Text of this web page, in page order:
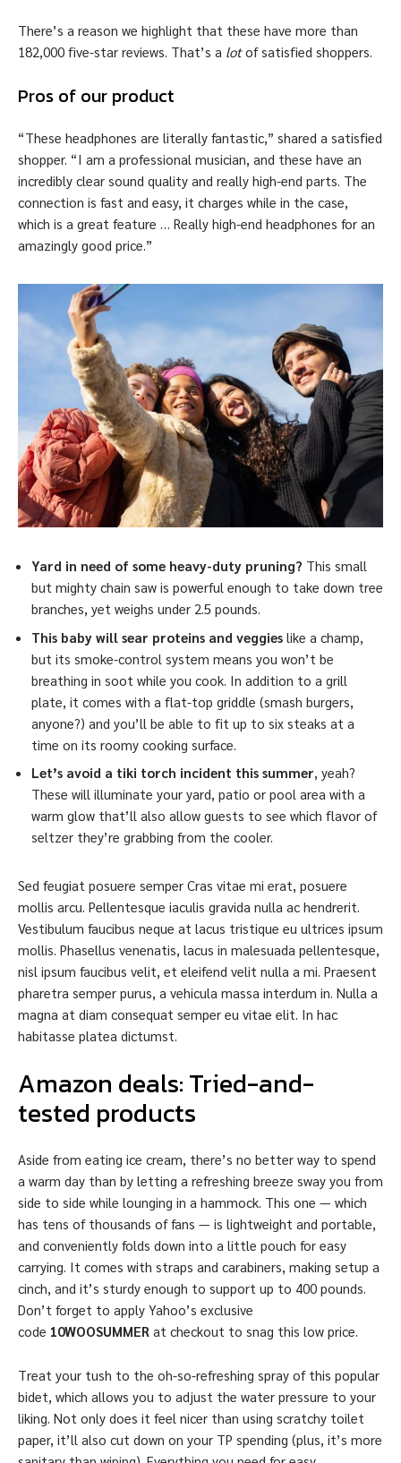
There’s a reason we highlight that these have more than
182,000 five-star reviews. That’s a lotof satisfied shoppers.
Pros of our product
“These headphones are literally fantastic,” shared a satisfied
shopper. “I am a professional musician, and these have an
incredibly clear sound quality and really high-end parts. The
connection is fast and easy, it charges while in the case,
which is a great feature … Really high-end headphones for an
amazingly good price.”
Yard in need of some heavy-duty pruning? This small
but mighty chain saw is powerful enough to take down tree
branches, yet weighs under 2.5 pounds.
This baby will sear proteins and veggies like a champ,
but its smoke-control system means you won’t be
breathing in soot while you cook. In addition to a grill
plate, it comes with a flat-top griddle (smash burgers,
anyone?) and you’ll be able to fit up to six steaks at a
time on its roomy cooking surface.
Let’s avoid a tiki torch incident this summer, yeah?
These will illuminate your yard, patio or pool area with a
warm glow that’ll also allow guests to see which flavor of
seltzer they’re grabbing from the cooler.
Sed feugiat posuere semper Cras vitae mi erat, posuere
mollis arcu. Pellentesque iaculis gravida nulla ac hendrerit.
Vestibulum faucibus neque at lacus tristique eu ultrices ipsum
mollis. Phasellus venenatis, lacus in malesuada pellentesque,
nisl ipsum faucibus velit, et eleifend velit nulla a mi. Praesent
pharetra semper purus, a vehicula massa interdum in. Nulla a
magna at diam consequat semper eu vitae elit. In hac
habitasse platea dictumst.
Amazon deals: Tried-and-
tested products
Aside from eating ice cream, there’s no better way to spend
a warm day than by letting a refreshing breeze sway you from
side to side while lounging in a hammock. This one — which
has tens of thousands of fans — is lightweight and portable,
and conveniently folds down into a little pouch for easy
carrying. It comes with straps and carabiners, making setup a
cinch, and it’s sturdy enough to support up to 400 pounds.
Don’t forget to apply Yahoo’s exclusive
code 10WOOSUMMER at checkout to snag this low price.
Treat your tush to the oh-so-refreshing spray of this popular
bidet, which allows you to adjust the water pressure to your
liking. Not only does it feel nicer than using scratchy toilet
paper, it’ll also cut down on your TP spending (plus, it’s more